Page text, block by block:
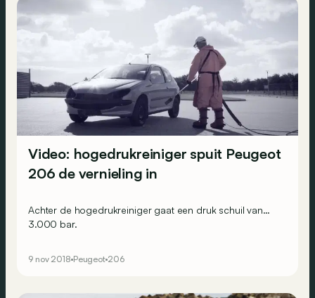
Video: hogedrukreiniger spuit Peugeot
206 de vernieling in
Achter de hogedrukreiniger gaat een druk schuil van…
3.000 bar.
9 nov 2018 Peugeot 206